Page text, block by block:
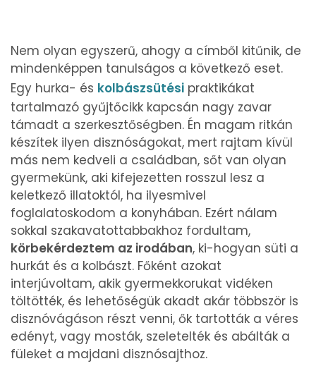
Nem olyan egyszerű, ahogy a címből kitűnik, de
mindenképpen tanulságos a következő eset.
Egy hurka- és kolbászsütési praktikákat
tartalmazó gyűjtőcikk kapcsán nagy zavar
támadt a szerkesztőségben. Én magam ritkán
készítek ilyen disznóságokat, mert rajtam kívül
más nem kedveli a családban, sőt van olyan
gyermekünk, aki kifejezetten rosszul lesz a
keletkező illatoktól, ha ilyesmivel
foglalatoskodom a konyhában. Ezért nálam
sokkal szakavatottabbakhoz fordultam,
körbekérdeztem az irodában, ki-hogyan süti a
hurkát és a kolbászt. Főként azokat
interjúvoltam, akik gyermekkorukat vidéken
töltötték, és lehetőségük akadt akár többször is
disznóvágáson részt venni, ők tartották a véres
edényt, vagy mosták, szeletelték és abálták a
füleket a majdani disznósajthoz.